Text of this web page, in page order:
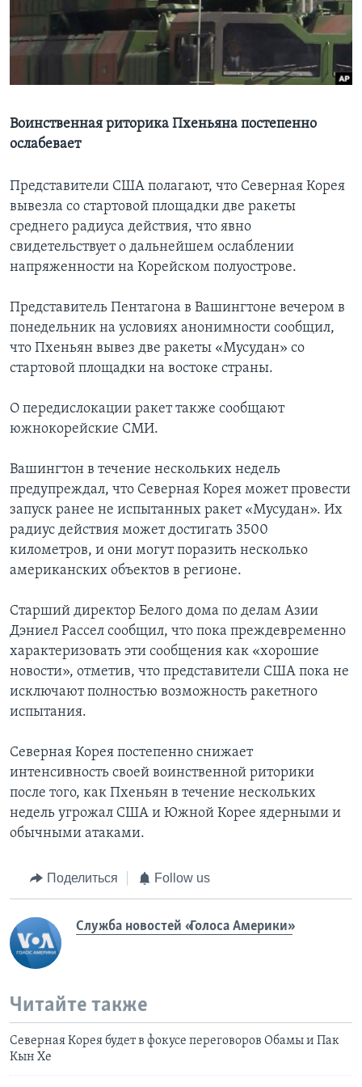
Learning English
СОЦИАЛЬНЫЕ СЕТИ
Языки
Воинственная риторика Пхеньяна постепенно
ослабевает
Представители США полагают, что Северная Корея
вывезла со стартовой площадки две ракеты
среднего радиуса действия, что явно
свидетельствует о дальнейшем ослаблении
напряженности на Корейском полуострове.
Представитель Пентагона в Вашингтоне вечером в
понедельник на условиях анонимности сообщил,
что Пхеньян вывез две ракеты «Мусудан» со
стартовой площадки на востоке страны.
О передислокации ракет также сообщают
южнокорейские СМИ.
Вашингтон в течение нескольких недель
предупреждал, что Северная Корея может провести
запуск ранее не испытанных ракет «Мусудан». Их
радиус действия может достигать 3500
километров, и они могут поразить несколько
американских объектов в регионе.
Старший директор Белого дома по делам Азии
Дэниел Рассел сообщил, что пока преждевременно
характеризовать эти сообщения как «хорошие
новости», отметив, что представители США пока не
исключают полностью возможность ракетного
испытания.
Северная Корея постепенно снижает
интенсивность своей воинственной риторики
после того, как Пхеньян в течение нескольких
недель угрожал США и Южной Корее ядерными и
обычными атаками.
Поделиться Follow us
Служба новостей «Голоса Америки»
Читайте также
Северная Корея будет в фокусе переговоров Обамы и Пак
Кын Хе